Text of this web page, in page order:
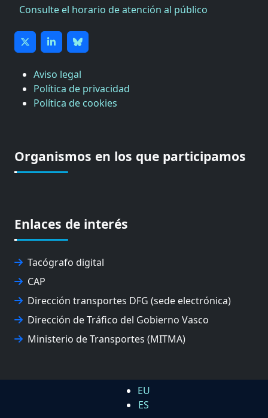
Consulte el horario de atención al público
Aviso legal
Política de privacidad
Política de cookies
Organismos en los que participamos
Enlaces de interés
Tacógrafo digital
CAP
Dirección transportes DFG (sede electrónica)
Dirección de Tráfico del Gobierno Vasco
Ministerio de Transportes (MITMA)
EU
ES